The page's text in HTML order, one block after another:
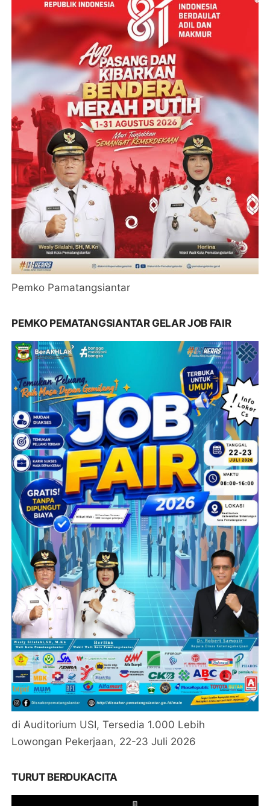
Pemko Pamatangsiantar
PEMKO PEMATANGSIANTAR GELAR JOB FAIR
di Auditorium USI, Tersedia 1.000 Lebih
Lowongan Pekerjaan, 22-23 Juli 2026
TURUT BERDUKACITA